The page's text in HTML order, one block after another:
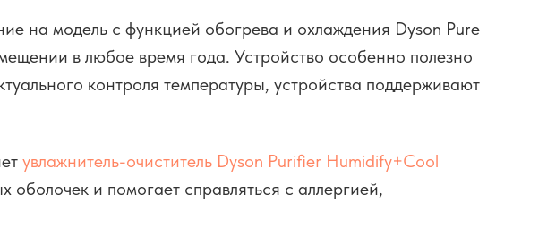
на модель с функцией обогрева и охлаждения Dyson Pure
в любое время года. Устройство особенно полезно
контроля температуры, устройства поддерживают
увлажнитель-очиститель Dyson Purifier Humidify+Cool
оболочек и помогает справляться с аллергией,